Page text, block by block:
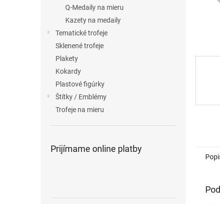
Q-Medaily na mieru
Kazety na medaily
Tematické trofeje
Sklenené trofeje
Plakety
Kokardy
Plastové figúrky
Štítky / Emblémy
Trofeje na mieru
Prijímame online platby